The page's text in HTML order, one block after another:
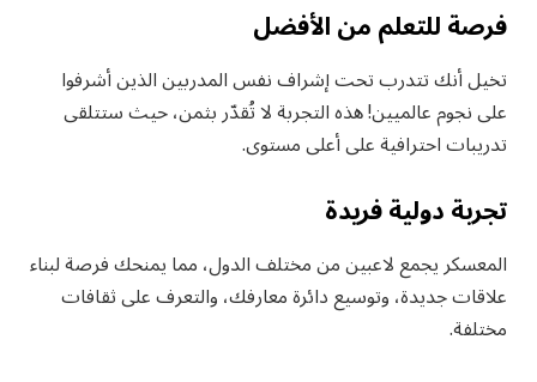
فرصة للتعلم من الأفضل
تخيل أنك تتدرب تحت إشراف نفس المدربين الذين أشرفوا
على نجوم عالميين! هذه التجربة لا تُقدّر بثمن، حيث ستتلقى
تدريبات احترافية على أعلى مستوى.
تجربة دولية فريدة
المعسكر يجمع لاعبين من مختلف الدول، مما يمنحك فرصة لبناء
علاقات جديدة، وتوسيع دائرة معارفك، والتعرف على ثقافات
مختلفة.